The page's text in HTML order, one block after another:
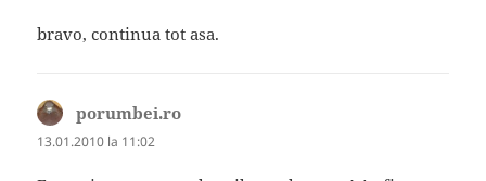
bravo, continua tot asa.
porumbei.ro
13.01.2010 la 11:02